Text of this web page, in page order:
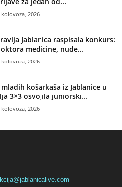
kolovoza, 2026
Jablanica raspisala konkurs:
medicine, nude...
kolovoza, 2026
košarkaša iz Jablanice u
3×3 osvojila juniorski...
kolovoza, 2026